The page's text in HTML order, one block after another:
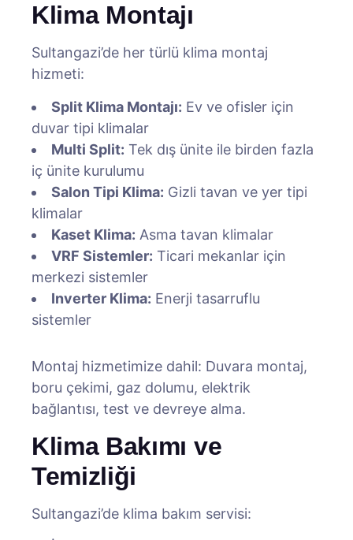
Klima Montajı
Sultangazi’de her türlü klima montaj
hizmeti:
Split Klima Montajı: Ev ve ofisler için
duvar tipi klimalar
Multi Split: Tek dış ünite ile birden fazla
iç ünite kurulumu
Salon Tipi Klima: Gizli tavan ve yer tipi
klimalar
Kaset Klima: Asma tavan klimalar
VRF Sistemler: Ticari mekanlar için
merkezi sistemler
Inverter Klima: Enerji tasarruflu
sistemler
Montaj hizmetimize dahil: Duvara montaj,
boru çekimi, gaz dolumu, elektrik
bağlantısı, test ve devreye alma.
Klima Bakımı ve
Temizliği
Sultangazi’de klima bakım servisi: